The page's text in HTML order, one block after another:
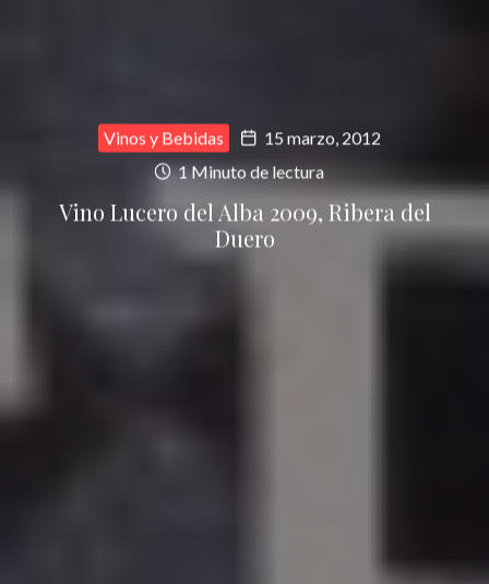
Vinos y Bebidas
15 marzo, 2012
1 Minuto de lectura
Vino Lucero del Alba 2009, Ribera del
Duero